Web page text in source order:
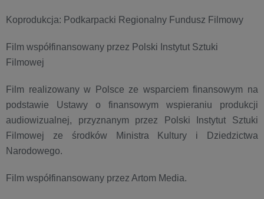
Koprodukcja: Podkarpacki Regionalny Fundusz Filmowy
Film współfinansowany przez Polski Instytut Sztuki
Filmowej
Film realizowany w Polsce ze wsparciem finansowym na
podstawie Ustawy o finansowym wspieraniu produkcji
audiowizualnej, przyznanym przez Polski Instytut Sztuki
Filmowej ze środków Ministra Kultury i Dziedzictwa
Narodowego.
Film współfinansowany przez Artom Media.